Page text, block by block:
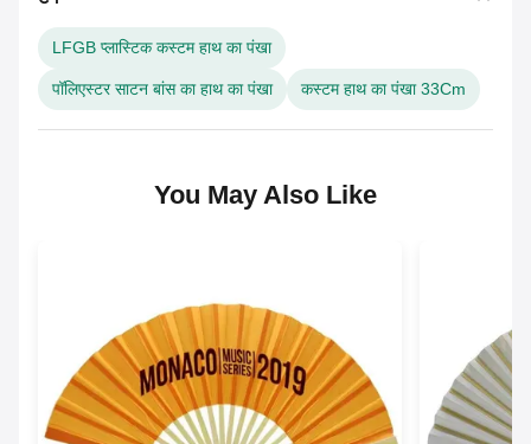
LFGB प्लास्टिक कस्टम हाथ का पंखा
पॉलिएस्टर साटन बांस का हाथ का पंखा कस्टम हाथ का पंखा 33Cm
You May Also Like